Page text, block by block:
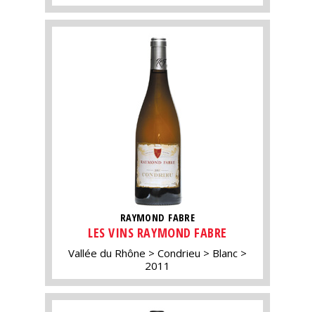
RAYMOND FABRE
LES VINS RAYMOND FABRE
Vallée du Rhône Condrieu
Blanc
2011